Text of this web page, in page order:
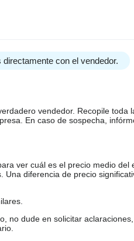
con el vendedor.
vendedor. Recopile toda
En caso de sospecha,
ver cuál es el precio medio del
diferencia de precio
no dude en solicitar